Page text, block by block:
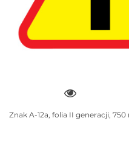
Znak A-12a, folia II generacji,